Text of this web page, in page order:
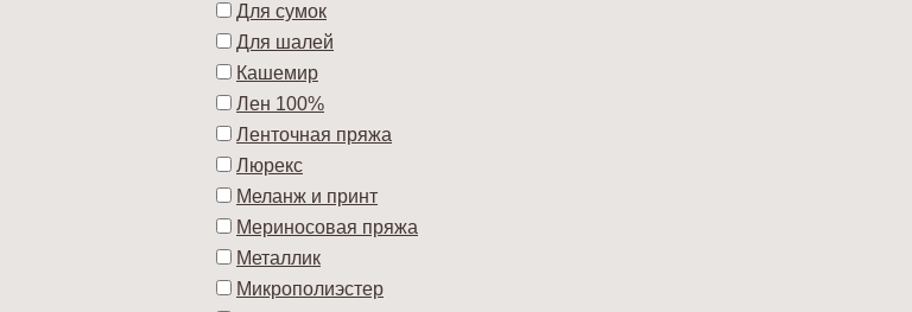
Для сумок
Для шалей
Кашемир
Лен 100%
Ленточная пряжа
Люрекс
Меланж и принт
Мериносовая пряжа
Металлик
Микрополиэстер